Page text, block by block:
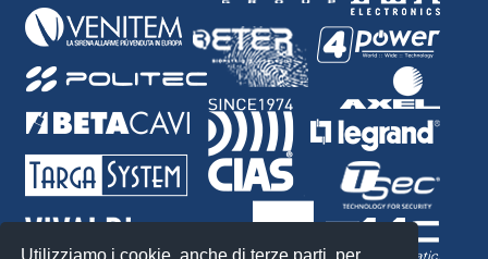
Utilizziamo i cookie, anche di terze parti, per